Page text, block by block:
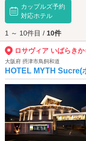
たり、お仕事帰りに待ち合
駅から徒歩すぐのショッピ
ロサヴィア いばらきへは、
が便利です。
カップルズ予約
対応ホテル
1 ～ 10件目 / 10件
ロサヴィア いばらき
大阪府 摂津市鳥飼和道
HOTEL MYTH Sucre(